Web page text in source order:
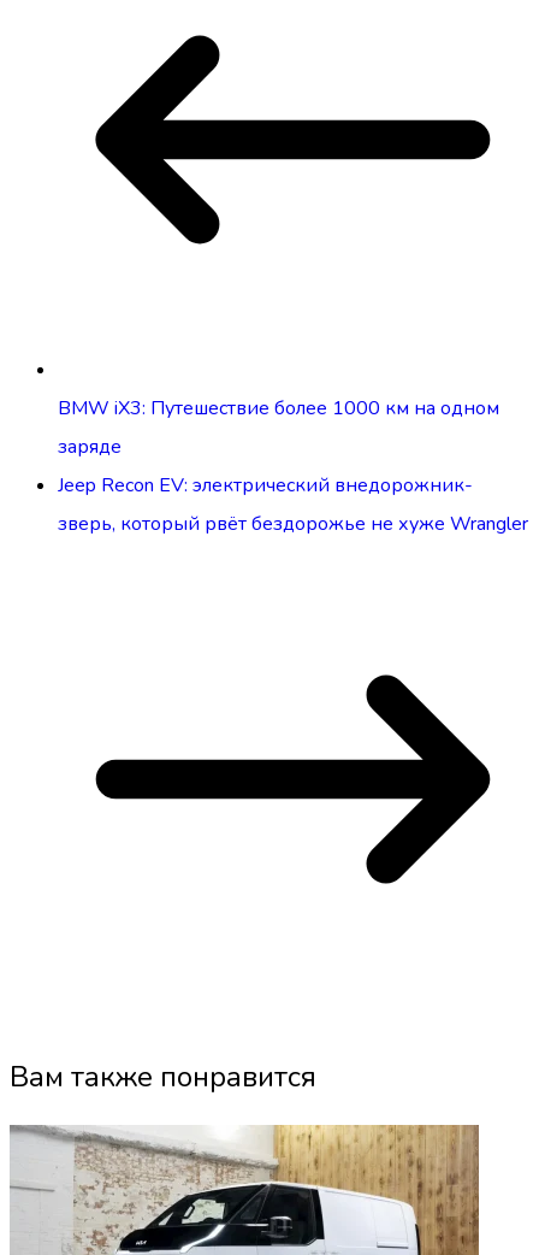
BMW iX3: Путешествие более 1000 км на одном
заряде
Jeep Recon EV: электрический внедорожник-
зверь, который рвёт бездорожье не хуже Wrangler
Вам также понравится